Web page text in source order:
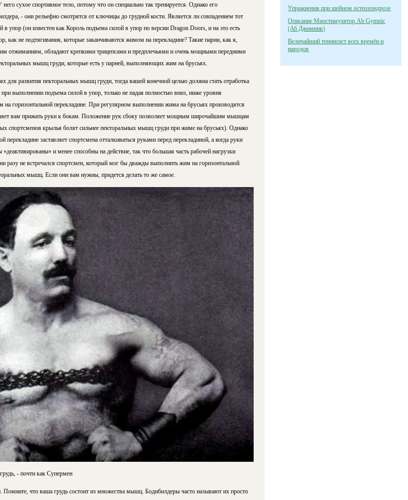
сухое спортивное тело, потому что он специально так тренируется. Однако его
- они рельефно смотрятся от ключицы до грудной кости. Является ли совпадением тот
упор (он известен как Король подъема силой в упор по версии Dragon Doors, и на это есть
как не подтягивания, которые заканчиваются жимом на перекладине? Такие парни, как я,
отжиманиям, обладают крепкими трицепсами и предплечьями и очень мощными передними
мышц груди, которые есть у парней, выполняющих жим на брусьях.
для развития пекторальных мышц груди, тогда вашей конечной целью должна стать отработка
выполнении подъема силой в упор, только не падая полностью вниз, ниже уровня
горизонтальной перекладине. При регулярном выполнении жима на брусьях производятся
вам прижать руки к бокам. Положение рук сбоку позволяет мощным широчайшим мышцам
спортсменов крылья болят сильнее пекторальных мышц груди при жиме на брусьях). Однако
перекладине заставляет спортсмена отталкиваться руками перед перекладиной, а когда руки
и менее способны на действие, так что большая часть рабочей нагрузки
разу не встречался спортсмен, который мог бы дважды выполнить жим на горизонтальной
мышц. Если они вам нужны, придется делать то же самое.
- почти как Супермен
что ваша грудь состоит из множества мышц. Бодибилдеры часто называют их просто
Упражнения при шейном остеохондрозе
Описание Миостимулятор Ab Gymnic
(Аб Джимник)
Величайший теннисист всех времён и
народов